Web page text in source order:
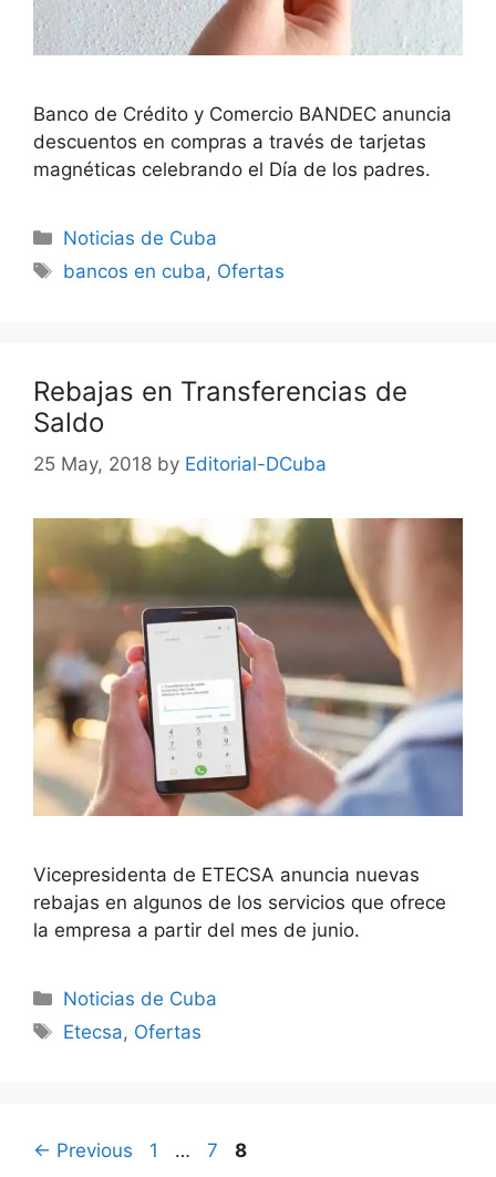
Banco de Crédito y Comercio BANDEC anuncia
descuentos en compras a través de tarjetas
magnéticas celebrando el Día de los padres.
Categories
Noticias de Cuba
Tags
bancos en cuba, Ofertas
Rebajas en Transferencias de
Saldo
25 May, 2018 by Editorial-DCuba
Vicepresidenta de ETECSA anuncia nuevas
rebajas en algunos de los servicios que ofrece
la empresa a partir del mes de junio.
Categories
Noticias de Cuba
Tags
Etecsa, Ofertas
← Previous Page
1 … Page
7 Page
8